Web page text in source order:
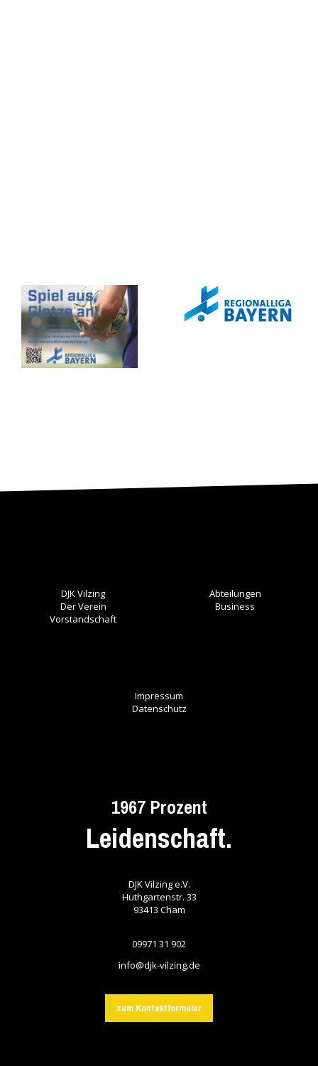
DJK Vilzing
Der Verein
Vorstandschaft
Abteilungen
Business
Impressum
Datenschutz
1967 Prozent
Leidenschaft.
DJK Vilzing e.V.
Huthgartenstr. 33
93413 Cham
09971 31 902
info@djk-vilzing.de
zum Kontaktformular